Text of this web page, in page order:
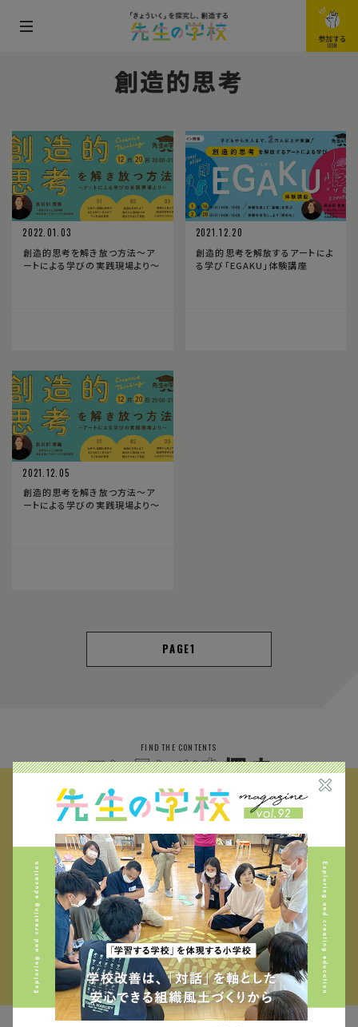
メ
開
閉
す
る
参加する
JOIN
創造的思考
2022.01.03
創造的思考を解き放つ方法〜ア
ートによる学びの実践現場より〜
2021.12.20
創造的思考を解放するアートによ
る学び「EGAKU」体験講座
2021.12.05
創造的思考を解き放つ方法〜ア
ートによる学びの実践現場より〜
1
FIND THE CONTENTS
校種から探す テーマから探す
小学校 (293) 中学校 (261) 高校 (293) 一貫校 (65)
特別支援 (11) 大学・専門学校 (17) 保育園・幼稚園 (1)
民間企業 (63) 公立 (347) 私立 (356)
オルタナティブスクール (18) 教育委員会 (4)